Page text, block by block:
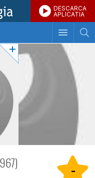
DESCARCA
APLICATIA
-